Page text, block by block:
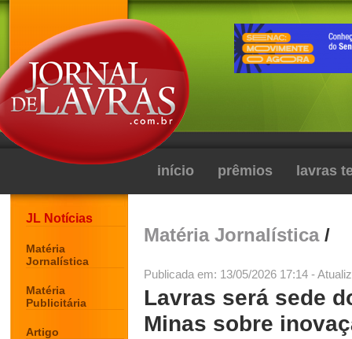
início prêmios lavras
JL Notícias
Matéria
Jornalística
Matéria
Publicitária
Artigo
Matéria Jornalística/
Publicada em: 13/05/2026 17:14 -
Lavras será sede
Minas sobre